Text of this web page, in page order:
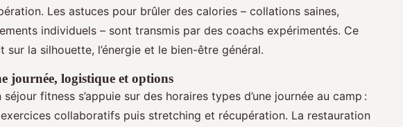
Les astuces pour brûler des calories – collations saines,
individuels – sont transmis par des coachs expérimentés. Ce
sur la silhouette, l’énergie et le bien-être général.
journée, logistique et options
séjour fitness s’appuie sur des horaires types d’une journée au camp :
collaboratifs puis stretching et récupération. La restauration